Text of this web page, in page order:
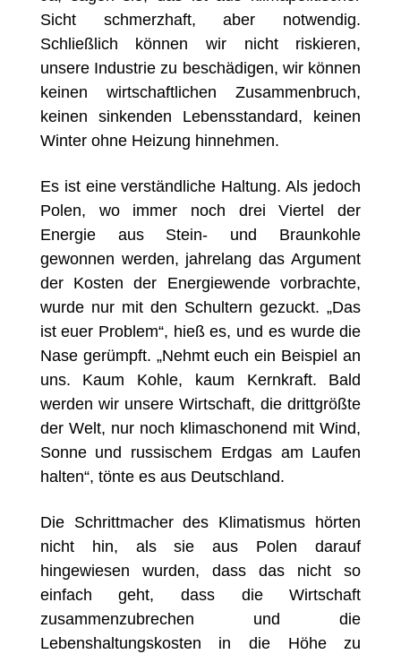
Sicht schmerzhaft, aber notwendig.
Schließlich können wir nicht riskieren,
unsere Industrie zu beschädigen, wir können
keinen wirtschaftlichen Zusammenbruch,
keinen sinkenden Lebensstandard, keinen
Winter ohne Heizung hinnehmen.
Es ist eine verständliche Haltung. Als jedoch
Polen, wo immer noch drei Viertel der
Energie aus Stein- und Braunkohle
gewonnen werden, jahrelang das Argument
der Kosten der Energiewende vorbrachte,
wurde nur mit den Schultern gezuckt. „Das
ist euer Problem“, hieß es, und es wurde die
Nase gerümpft. „Nehmt euch ein Beispiel an
uns. Kaum Kohle, kaum Kernkraft. Bald
werden wir unsere Wirtschaft, die drittgrößte
der Welt, nur noch klimaschonend mit Wind,
Sonne und russischem Erdgas am Laufen
halten“, tönte es aus Deutschland.
Die Schrittmacher des Klimatismus hörten
nicht hin, als sie aus Polen darauf
hingewiesen wurden, dass das nicht so
einfach geht, dass die Wirtschaft
zusammenzubrechen und die
Lebenshaltungskosten in die Höhe zu